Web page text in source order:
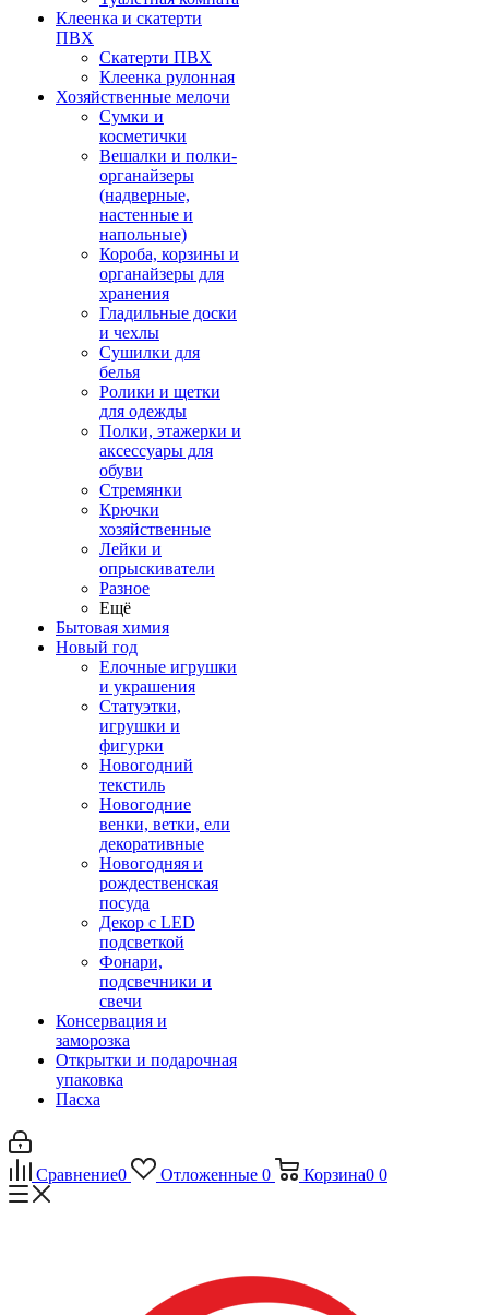
Клеенка и скатерти
ПВХ
Скатерти ПВХ
Клеенка рулонная
Хозяйственные мелочи
Сумки и
косметички
Вешалки и полки-
органайзеры
(надверные,
настенные и
напольные)
Короба, корзины и
органайзеры для
хранения
Гладильные доски
и чехлы
Сушилки для
белья
Ролики и щетки
для одежды
Полки, этажерки и
аксессуары для
обуви
Стремянки
Крючки
хозяйственные
Лейки и
опрыскиватели
Разное
Ещё
Бытовая химия
Новый год
Елочные игрушки
и украшения
Статуэтки,
игрушки и
фигурки
Новогодний
текстиль
Новогодние
венки, ветки, ели
декоративные
Новогодняя и
рождественская
посуда
Декор с LED
подсветкой
Фонари,
подсвечники и
свечи
Консервация и
заморозка
Открытки и подарочная
упаковка
Пасха
Сравнение0 Отложенные 0 Корзина0 0